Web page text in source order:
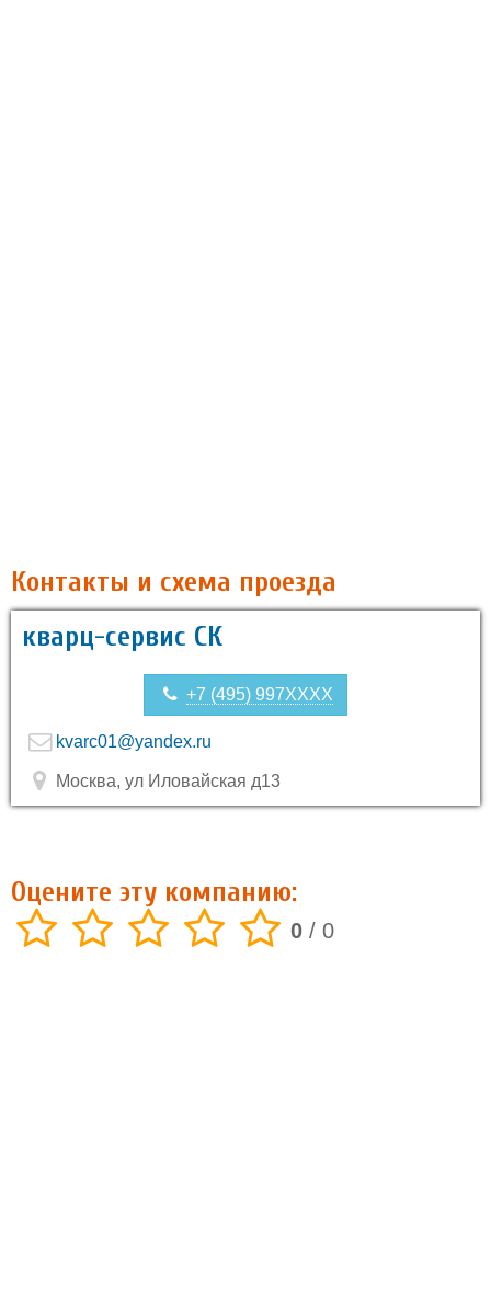
Контакты и схема проезда
кварц-сервис СК
+7 (495) 997XXXX
kvarc01@yandex.ru
Москва, ул Иловайская д13
Оцените эту компанию:
0 / 0